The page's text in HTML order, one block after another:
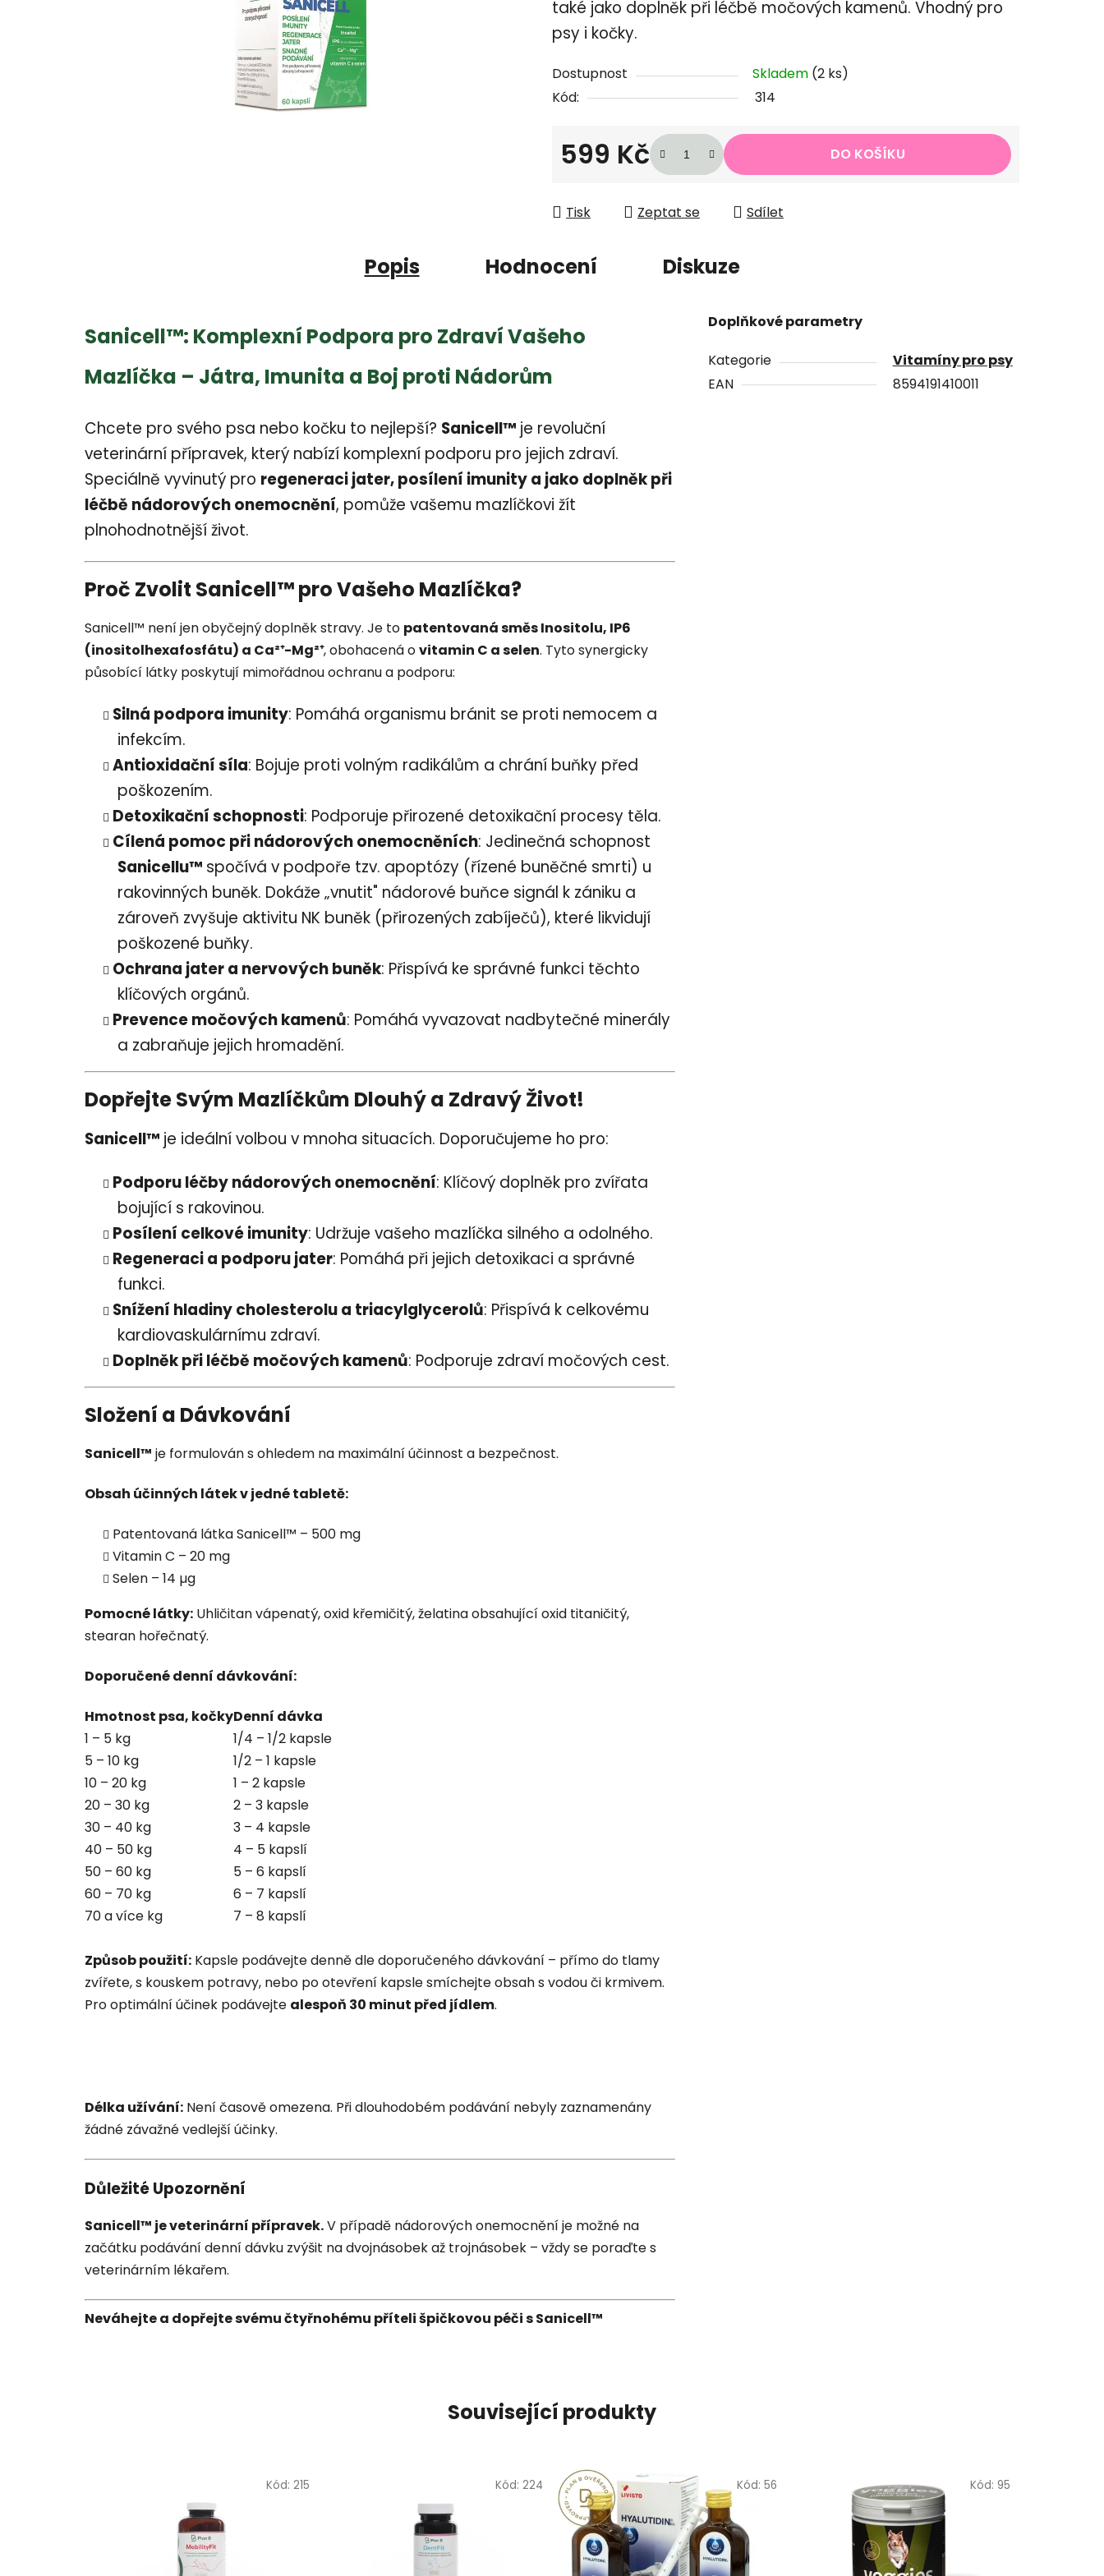
5
hvězdiček.
také jako doplněk při léčbě močových kamenů. Vhodný pro
psy i kočky.
Dostupnost Skladem (2 ks)
Kód:
314
599 Kč DO KOŠÍKU
Tisk Zeptat se Sdílet
Popis Hodnocení Diskuze
Sanicell™: Komplexní Podpora pro Zdraví Vašeho
Mazlíčka – Játra, Imunita a Boj proti Nádorům
Chcete pro svého psa nebo kočku to nejlepší? Sanicell™ je revoluční
veterinární přípravek, který nabízí komplexní podporu pro jejich zdraví.
Speciálně vyvinutý pro regeneraci jater, posílení imunity a jako doplněk při
léčbě nádorových onemocnění, pomůže vašemu mazlíčkovi žít
plnohodnotnější život.
Proč Zvolit Sanicell™ pro Vašeho Mazlíčka?
Sanicell™ není jen obyčejný doplněk stravy. Je to patentovaná směs Inositolu, IP6
(inositolhexa­fosfátu) a Ca²⁺-Mg²⁺, obohacená ovitamin C a selen. Tyto synergicky
působící látky poskytují mimořádnou ochranu a podporu:
Silná podpora imunity: Pomáhá organismu bránit se proti nemocem a
infekcím.
Antioxidační síla: Bojuje proti volným radikálům a chrání buňky před
poškozením.
Detoxikační schopnosti: Podporuje přirozené detoxikační procesy těla.
Cílená pomoc při nádorových onemocněních: Jedinečná schopnost
Sanicellu™ spočívá v podpoře tzv. apoptózy (řízené buněčné smrti) u
rakovinných buněk. Dokáže „vnutit" nádorové buňce signál k zániku a
zároveň zvyšuje aktivitu NK buněk (přirozených zabíječů), které likvidují
poškozené buňky.
Ochrana jater a nervových buněk: Přispívá ke správné funkci těchto
klíčových orgánů.
Prevence močových kamenů: Pomáhá vyvazovat nadbytečné minerály
a zabraňuje jejich hromadění.
Dopřejte Svým Mazlíčkům Dlouhý a Zdravý Život!
Sanicell™ je ideální volbou v mnoha situacích. Doporučujeme ho pro:
Podporu léčby nádorových onemocnění: Klíčový doplněk pro zvířata
bojující s rakovinou.
Posílení celkové imunity: Udržuje vašeho mazlíčka silného a odolného.
Regeneraci a podporu jater: Pomáhá při jejich detoxikaci a správné
funkci.
Snížení hladiny cholesterolu a triacylglycerolů: Přispívá k celkovému
kardiovaskulárnímu zdraví.
Doplněk při léčbě močových kamenů: Podporuje zdraví močových cest.
Složení a Dávkování
Sanicell™ je formulován s ohledem na maximální účinnost a bezpečnost.
Obsah účinných látek v jedné tabletě:
Patentovaná látka Sanicell™ – 500 mg
Vitamin C – 20 mg
Selen – 14 µg
Pomocné látky: Uhličitan vápenatý, oxid křemičitý, želatina obsahující oxid titaničitý,
stearan hořečnatý.
Doporučené denní dávkování:
Hmotnost psa, kočkyDenní dávka
1 – 5 kg
1/4 – 1/2 kapsle
5 – 10 kg
1/2 – 1 kapsle
10 – 20 kg
1 – 2 kapsle
20 – 30 kg
2 – 3 kapsle
30 – 40 kg
3 – 4 kapsle
40 – 50 kg
4 – 5 kapslí
50 – 60 kg
5 – 6 kapslí
60 – 70 kg
6 – 7 kapslí
70 a více kg
7 – 8 kapslí
Způsob použití: Kapsle podávejte denně dle doporučeného dávkování – přímo do tlamy
zvířete, s kouskem potravy, nebo po otevření kapsle smíchejte obsah s vodou či krmivem.
Pro optimální účinek podávejte alespoň 30 minut před jídlem.
Délka užívání: Není časově omezena. Při dlouhodobém podávání nebyly zaznamenány
žádné závažné vedlejší účinky.
Důležité Upozornění
Sanicell™ je veterinární přípravek.V případě nádorových onemocnění je možné na
začátku podávání denní dávku zvýšit na dvojnásobek až trojnásobek – vždy se poraďte s
veterinárním lékařem.
Neváhejte a dopřejte svému čtyřnohému příteli špičkovou péči s Sanicell™
Doplňkové parametry
Kategorie
Vitamíny pro psy
EAN
8594191410011
Související produkty
Kód: 215 Kód: 224 Kód: 56 Kód: 95